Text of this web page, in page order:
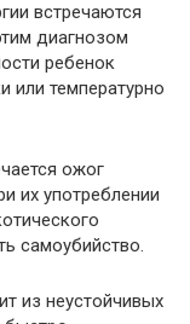
встречаются
диагнозом
ребенок
или температурно
ожог
их употреблении
самоубийство.
из неустойчивых